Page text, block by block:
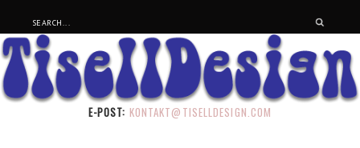
E-POST: KONTAKT@TISELLDESIGN.COM